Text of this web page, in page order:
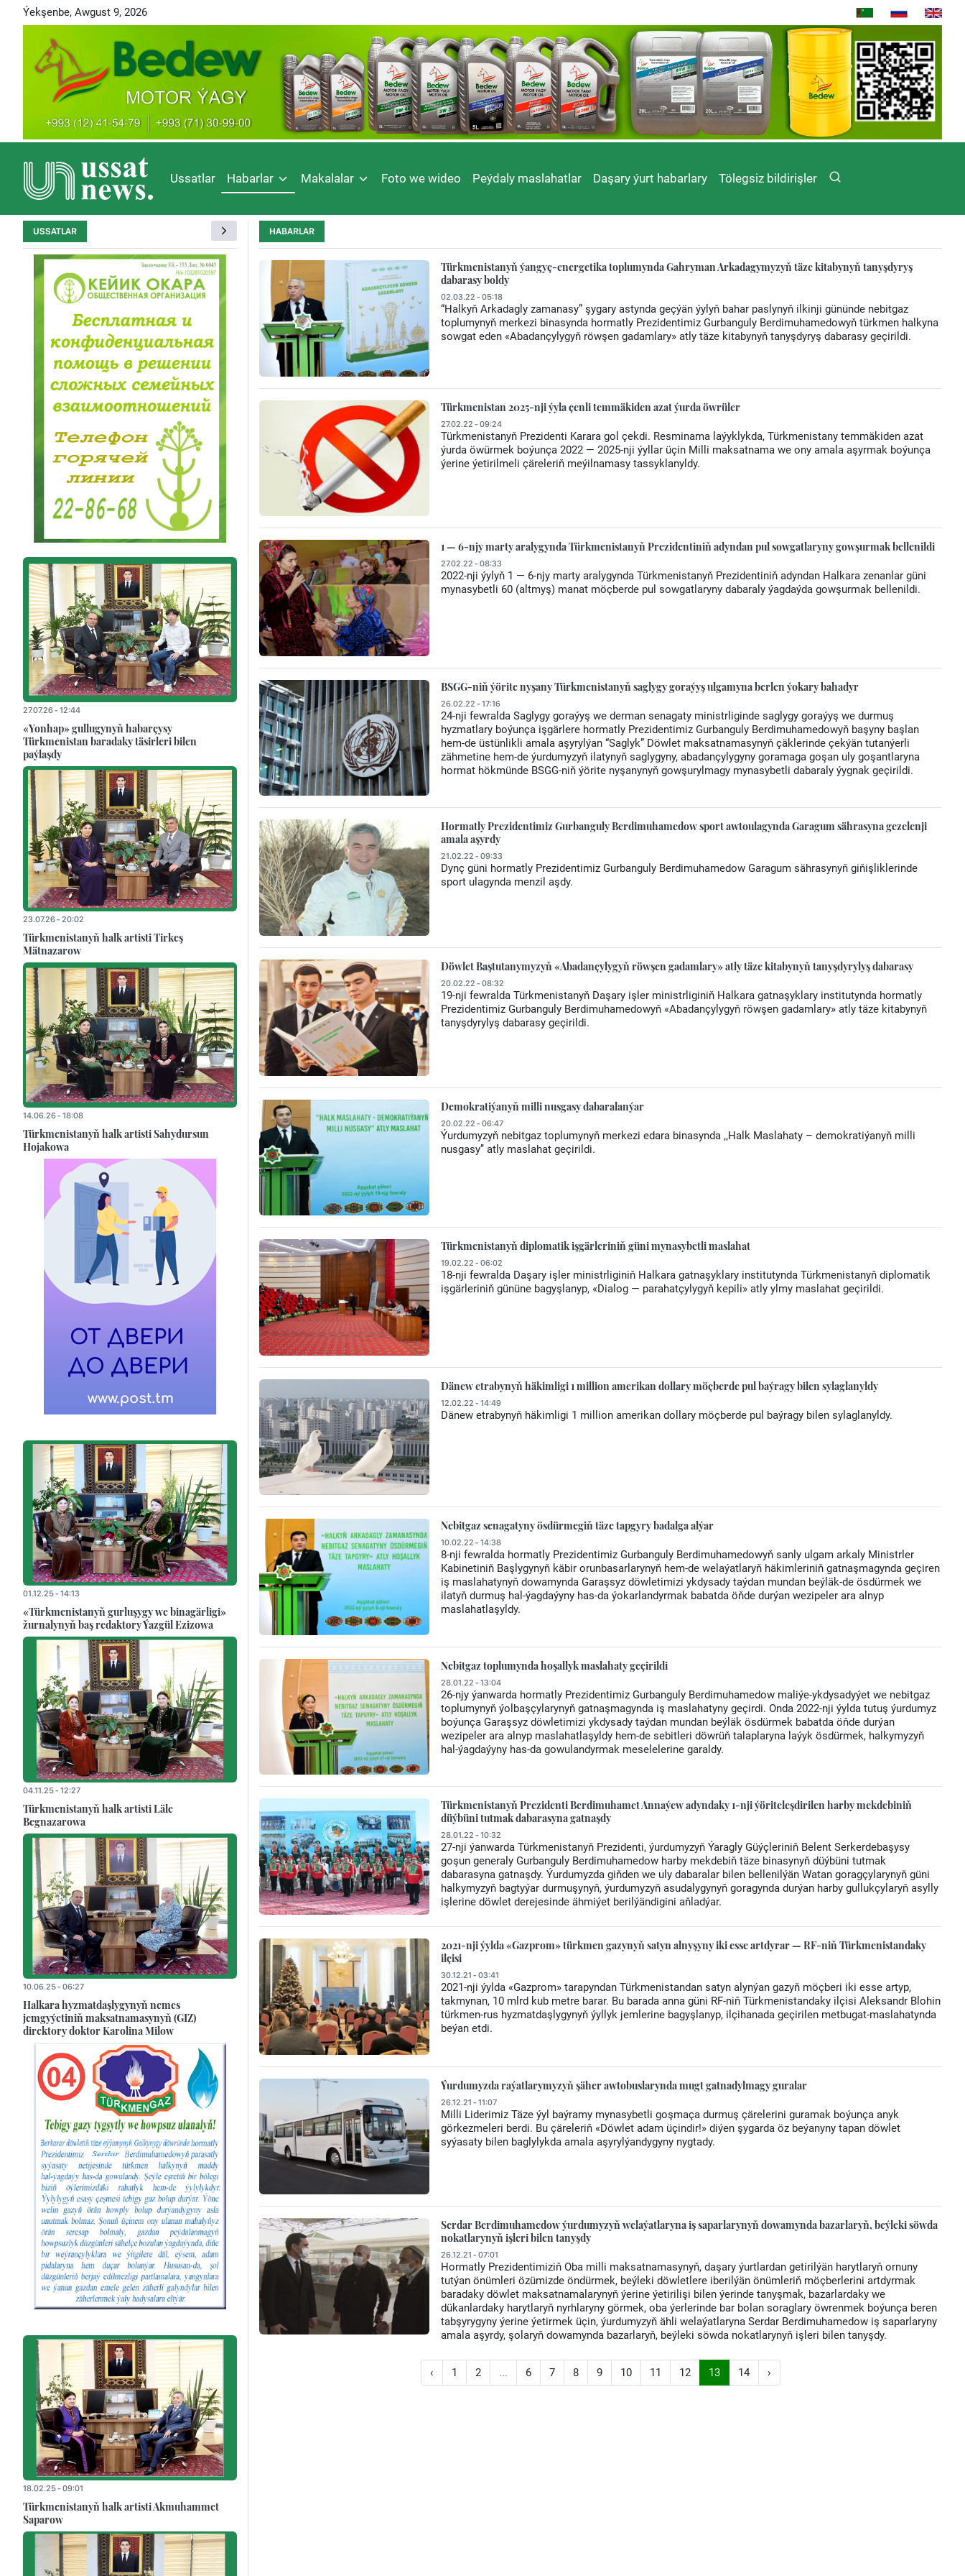
Ýekşenbe, Awgust 9, 2026
Ussatlar Habarlar Makalalar Foto we wideo Peýdaly maslahatlar Daşary ýurt habarlary Tölegsiz bildirişler
HABARLAR
Türkmenistanyň ýangyç-energetika toplumynda Gahryman Arkadagymyzyň täze kitabynyň tanyşdyryş
dabarasy boldy
02.03.22 - 05:18
“Halkyň Arkadagly zamanasy” şygary astynda geçýän ýylyň bahar paslynyň ilkinji gününde nebitgaz
toplumynyň merkezi binasynda hormatly Prezidentimiz Gurbanguly Berdimuhamedowyň türkmen halkyna
sowgat eden «Abadançylygyň röwşen gadamlary» atly täze kitabynyň tanyşdyryş dabarasy geçirildi.
Türkmenistan 2025-nji ýyla çenli temmäkiden azat ýurda öwrüler
27.02.22 - 09:24
Türkmenistanyň Prezidenti Karara gol çekdi. Resminama laýyklykda, Türkmenistany temmäkiden azat
ýurda öwürmek boýunça 2022 — 2025-nji ýyllar üçin Milli maksatnama we ony amala aşyrmak boýunça
ýerine ýetirilmeli çäreleriň meýilnamasy tassyklanyldy.
1 — 6-njy marty aralygynda Türkmenistanyň Prezidentiniň adyndan pul sowgatlaryny gowşurmak bellenildi
27.02.22 - 08:33
2022-nji ýylyň 1 — 6-njy marty aralygynda Türkmenistanyň Prezidentiniň adyndan Halkara zenanlar güni
mynasybetli 60 (altmyş) manat möçberde pul sowgatlaryny dabaraly ýagdaýda gowşurmak bellenildi.
BSGG-niň ýörite nyşany Türkmenistanyň saglygy goraýyş ulgamyna berlen ýokary bahadyr
26.02.22 - 17:16
24-nji fewralda Saglygy goraýyş we derman senagaty ministrliginde saglygy goraýyş we durmuş
hyzmatlary boýunça işgärlere hormatly Prezidentimiz Gurbanguly Berdimuhamedowyň başyny başlan
hem-de üstünlikli amala aşyrylýan “Saglyk” Döwlet maksatnamasynyň çäklerinde çekýän tutanýerli
zähmetine hem-de ýurdumyzyň ilatynyň saglygyny, abadançylygyny goramaga goşan uly goşantlaryna
hormat hökmünde BSGG-niň ýörite nyşanynyň gowşurylmagy mynasybetli dabaraly ýygnak geçirildi.
Hormatly Prezidentimiz Gurbanguly Berdimuhamedow sport awtoulagynda Garagum sährasyna gezelenji
amala aşyrdy
21.02.22 - 09:33
Dynç güni hormatly Prezidentimiz Gurbanguly Berdimuhamedow Garagum sährasynyň giňişliklerinde
sport ulagynda menzil aşdy.
Döwlet Baştutanymyzyň «Abadançylygyň röwşen gadamlary» atly täze kitabynyň tanyşdyrylyş dabarasy
20.02.22 - 08:32
19-nji fewralda Türkmenistanyň Daşary işler ministrliginiň Halkara gatnaşyklary institutynda hormatly
Prezidentimiz Gurbanguly Berdimuhamedowyň «Abadançylygyň röwşen gadamlary» atly täze kitabynyň
tanyşdyrylyş dabarasy geçirildi.
Demokratiýanyň milli nusgasy dabaralanýar
20.02.22 - 06:47
Ýurdumyzyň nebitgaz toplumynyň merkezi edara binasynda ,,Halk Maslahaty – demokratiýanyň milli
nusgasy’’ atly maslahat geçirildi.
Türkmenistanyň diplomatik işgärleriniň güni mynasybetli maslahat
19.02.22 - 06:02
18-nji fewralda Daşary işler ministrliginiň Halkara gatnaşyklary institutynda Türkmenistanyň diplomatik
işgärleriniň gününe bagyşlanyp, «Dialog — parahatçylygyň kepili» atly ylmy maslahat geçirildi.
Dänew etrabynyň häkimligi 1 million amerikan dollary möçberde pul baýragy bilen sylaglanyldy
12.02.22 - 14:49
Dänew etrabynyň häkimligi 1 million amerikan dollary möçberde pul baýragy bilen sylaglanyldy.
Nebitgaz senagatyny ösdürmegiň täze tapgyry badalga alýar
10.02.22 - 14:38
8-nji fewralda hormatly Prezidentimiz Gurbanguly Berdimuhamedowyň sanly ulgam arkaly Ministrler
Kabinetiniň Başlygynyň käbir orunbasarlarynyň hem-de welaýatlaryň häkimleriniň gatnaşmagynda geçiren
iş maslahatynyň dowamynda Garaşsyz döwletimizi ykdysady taýdan mundan beýläk-de ösdürmek we
ilatyň durmuş hal-ýagdaýyny has-da ýokarlandyrmak babatda öňde durýan wezipeler ara alnyp
maslahatlaşyldy.
Nebitgaz toplumynda hoşallyk maslahaty geçirildi
28.01.22 - 13:04
26-njy ýanwarda hormatly Prezidentimiz Gurbanguly Berdimuhamedow maliýe-ykdysadyýet we nebitgaz
toplumynyň ýolbaşçylarynyň gatnaşmagynda iş maslahatyny geçirdi. Onda 2022-nji ýylda tutuş ýurdumyz
boýunça Garaşsyz döwletimizi ykdysady taýdan mundan beýläk ösdürmek babatda öňde durýan
wezipeler ara alnyp maslahatlaşyldy hem-de sebitleri döwrüň talaplaryna laýyk ösdürmek, halkymyzyň
hal-ýagdaýyny has-da gowulandyrmak meselelerine garaldy.
Türkmenistanyň Prezidenti Berdimuhamet Annaýew adyndaky 1-nji ýöriteleşdirilen harby mekdebiniň
düýbüni tutmak dabarasyna gatnaşdy
28.01.22 - 10:32
27-nji ýanwarda Türkmenistanyň Prezidenti, ýurdumyzyň Ýaragly Güýçleriniň Belent Serkerdebaşysy
goşun generaly Gurbanguly Berdimuhamedow harby mekdebiň täze binasynyň düýbüni tutmak
dabarasyna gatnaşdy. Ýurdumyzda giňden we uly dabaralar bilen bellenilýän Watan goragçylarynyň güni
halkymyzyň bagtyýar durmuşynyň, ýurdumyzyň asudalygynyň goragynda durýan harby gullukçylaryň asylly
işlerine döwlet derejesinde ähmiýet berilýändigini aňladýar.
2021-nji ýylda «Gazprom» türkmen gazynyň satyn alnyşyny iki esse artdyrar — RF-niň Türkmenistandaky
ilçisi
30.12.21 - 03:41
2021-nji ýylda «Gazprom» tarapyndan Türkmenistandan satyn alynýan gazyň möçberi iki esse artyp,
takmynan, 10 mlrd kub metre barar. Bu barada anna güni RF-niň Türkmenistandaky ilçisi Aleksandr Blohin
türkmen-rus hyzmatdaşlygynyň ýyllyk jemlerine bagyşlanyp, ilçihanada geçirilen metbugat-maslahatynda
beýan etdi.
Ýurdumyzda raýatlarymyzyň şäher awtobuslarynda mugt gatnadylmagy guralar
26.12.21 - 11:07
Milli Liderimiz Täze ýyl baýramy mynasybetli goşmaça durmuş çärelerini guramak boýunça anyk
görkezmeleri berdi. Вu çäreleriň «Döwlet adam üçindir!» diýen şygarda öz beýanyny tapan döwlet
syýasaty bilen baglylykda amala aşyrylýandygyny nygtady.
Serdar Berdimuhamedow ýurdumyzyň welaýatlaryna iş saparlarynyň dowamynda bazarlaryň, beýleki söwda
nokatlarynyň işleri bilen tanyşdy
26.12.21 - 07:01
Hormatly Prezidentimiziň Oba milli maksatnamasynyň, daşary ýurtlardan getirilýän harytlaryň ornuny
tutýan önümleri özümizde öndürmek, beýleki döwletlere iberilýän önümleriň möçberlerini artdyrmak
baradaky döwlet maksatnamalarynyň ýerine ýetirilişi bilen ýerinde tanyşmak, bazarlardaky we
dükanlardaky harytlaryň nyrhlaryny görmek, oba ýerlerinde bar bolan soraglary öwrenmek boýunça beren
tabşyrygyny ýerine ýetirmek üçin, ýurdumyzyň ähli welaýatlaryna Serdar Berdimuhamedow iş saparlaryny
amala aşyrdy, şolaryň dowamynda bazarlaryň, beýleki söwda nokatlarynyň işleri bilen tanyşdy.
‹ 1 2 ... 6 7 8 9 10 11 12 13 14 ›
USSATLAR
27.07.26 - 12:44
«Yonhap» gullugynyň habarçysy
Türkmenistan baradaky täsirleri bilen
paýlaşdy
23.07.26 - 20:02
Türkmenistanyň halk artisti Tirkeş
Mätnazarow
14.06.26 - 18:08
Türkmenistanyň halk artisti Sahydursun
Hojakowa
01.12.25 - 14:13
«Türkmenistanyň gurluşygy we binagärligi»
žurnalynyň baş redaktory Ýazgül Ezizowa
04.11.25 - 12:27
Türkmenistanyň halk artisti Läle
Begnazarowa
10.06.25 - 06:27
Halkara hyzmatdaşlygynyň nemes
jemgyýetiniň maksatnamasynyň (GIZ)
direktory doktor Karolina Milow
18.02.25 - 09:01
Türkmenistanyň halk artisti Akmuhammet
Saparow